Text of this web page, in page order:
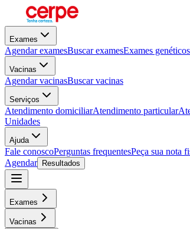
Exames
Agendar examesBuscar examesExames
Vacinas
Agendar vacinasBuscar vacinas
Serviços
Atendimento domiciliarAtendimento particular
Unidades
Ajuda
Fale conoscoPerguntas frequentesPeça sua nota
Agendar
Resultados
Exames
Vacinas